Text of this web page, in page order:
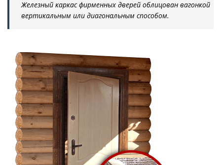
Железный каркас фирменных дверей облицован вагонкой
вертикальным или диагональным способом.